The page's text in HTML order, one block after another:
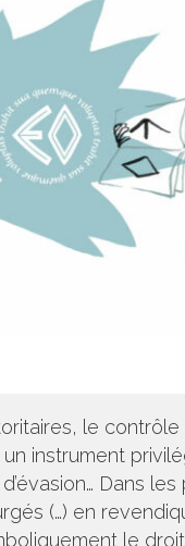
le
instrument
Dans
(…) en
le